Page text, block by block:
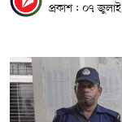
প্রকাশ : ০৭